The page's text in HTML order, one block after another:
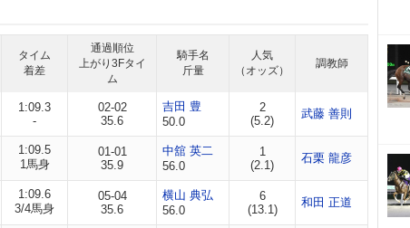
タイム
着差
通過順位
上がり3Fタイ
ム
騎手名
斤量
人気
（オッズ）
調教師
1:09.3
-
02-02
35.6
吉田 豊
50.0
2
(5.2)
武藤 善則
1:09.5
1馬身
01-01
35.9
中舘 英二
56.0
1
(2.1)
石栗 龍彦
1:09.6
3/4馬身
05-04
35.6
横山 典弘
56.0
6
(13.1)
和田 正道